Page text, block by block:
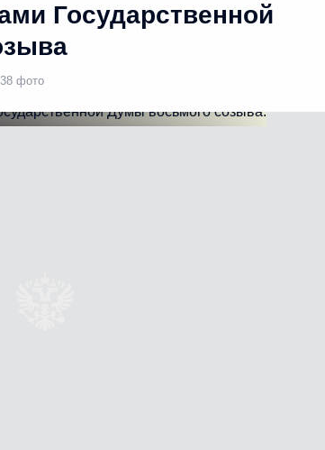
Государственной
38 фото